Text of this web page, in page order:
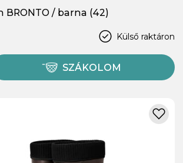
BRONTO / barna (42)
Külső raktáron
SZÁKOLOM